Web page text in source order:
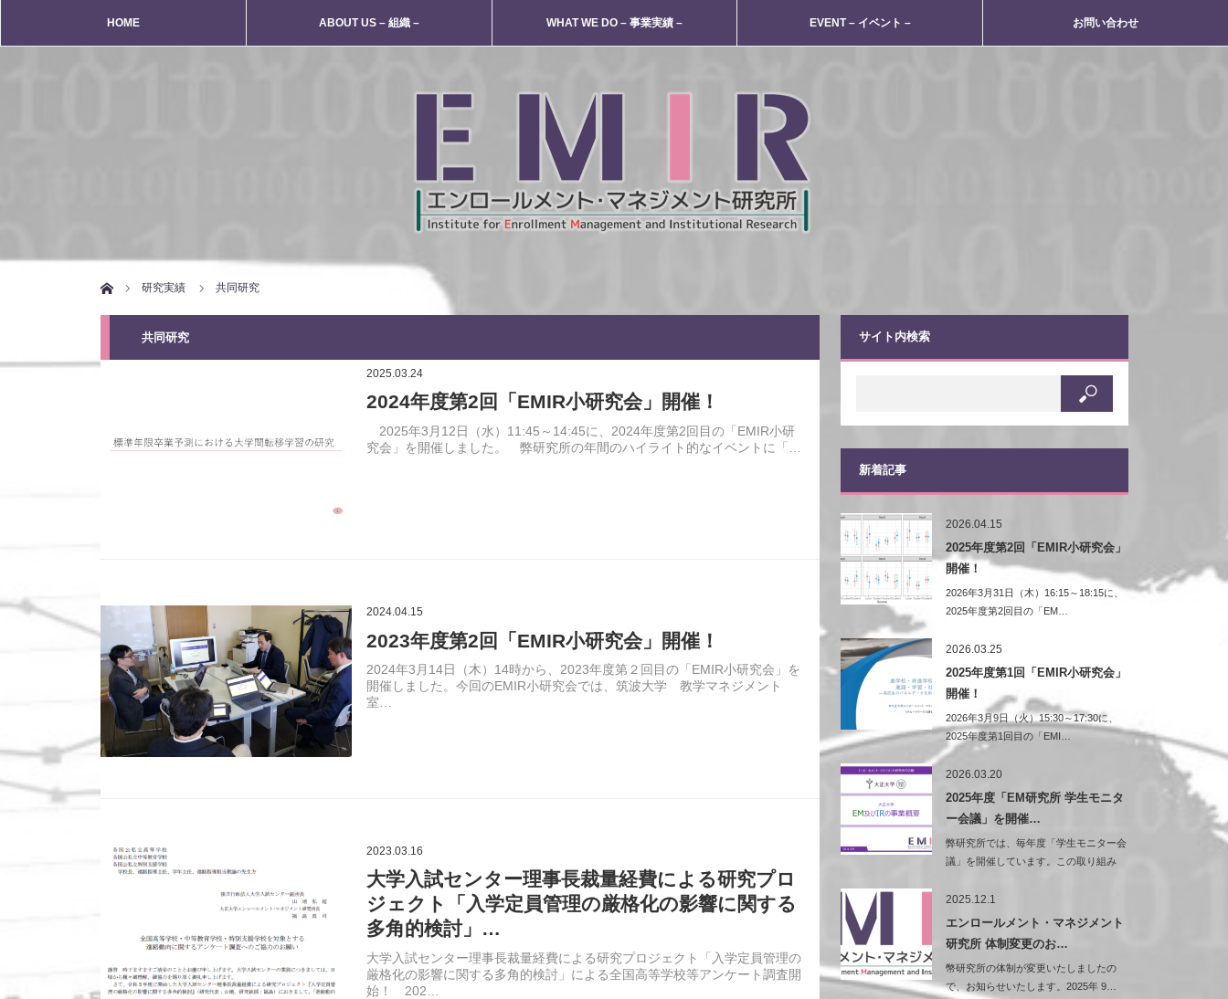
HOME ABOUT US – 組織 – WHAT WE DO – 事業実績 – EVENT – イベント – お問い合わせ
ホーム 研究実績 共同研究
共同研究
2025.03.24
2024年度第2回「EMIR小研究会」開催！
2025年3月12日（水）11:45～14:45に、2024年度第2回目の「EMIR小研
究会」を開催しました。 弊研究所の年間のハイライト的なイベントに「…
2024.04.15
2023年度第2回「EMIR小研究会」開催！
2024年3月14日（木）14時から、2023年度第２回目の「EMIR小研究会」を
開催しました。今回のEMIR小研究会では、筑波大学 教学マネジメント
室…
2023.03.16
大学入試センター理事長裁量経費による研究プロ
ジェクト「入学定員管理の厳格化の影響に関する
多角的検討」…
大学入試センター理事長裁量経費による研究プロジェクト「入学定員管理の
厳格化の影響に関する多角的検討」による全国高等学校等アンケート調査開
始！ 202…
サイト内検索
新着記事
2026.04.15
2025年度第2回「EMIR小研究会」
開催！
2026年3月31日（木）16:15～18:15に、
2025年度第2回目の「EM…
2026.03.25
2025年度第1回「EMIR小研究会」
開催！
2026年3月9日（火）15:30～17:30に、
2025年度第1回目の「EMI…
2026.03.20
2025年度「EM研究所 学生モニタ
ー会議」を開催…
弊研究所では、毎年度「学生モニター会
議」を開催しています。この取り組み
2025.12.1
エンロールメント・マネジメント
研究所 体制変更のお…
幣研究所の体制が変更いたしましたの
で、お知らせいたします。2025年 9…